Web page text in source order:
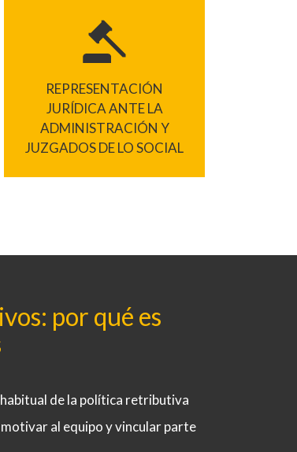
REPRESENTACIÓN
JURÍDICA ANTE LA
ADMINISTRACIÓN Y
JUZGADOS DE LO SOCIAL
por qué es
de la política retributiva
al equipo y vincular parte